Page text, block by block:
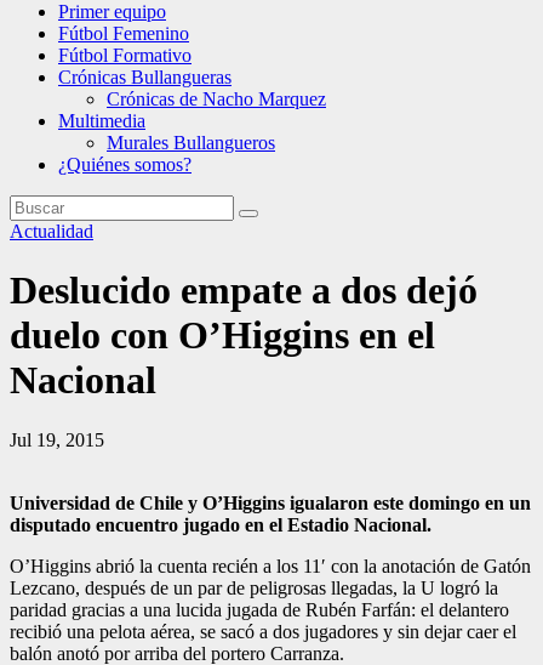
Primer equipo
Fútbol Femenino
Fútbol Formativo
Crónicas Bullangueras
Crónicas de Nacho Marquez
Multimedia
Murales Bullangueros
¿Quiénes somos?
Actualidad
Deslucido empate a dos dejó
duelo con O’Higgins en el
Nacional
Jul 19, 2015
Universidad de Chile y O’Higgins igualaron este domingo en un
disputado encuentro jugado en el Estadio Nacional.
O’Higgins abrió la cuenta recién a los 11′ con la anotación de Gatón
Lezcano, después de un par de peligrosas llegadas, la U logró la
paridad gracias a una lucida jugada de Rubén Farfán: el delantero
recibió una pelota aérea, se sacó a dos jugadores y sin dejar caer el
balón anotó por arriba del portero Carranza.